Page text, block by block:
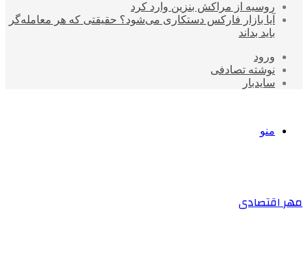
روسیه از مراکش بنزین وارد کرد
آیا بازار فارکس دستکاری می‌شود؟ حقیقتی که هر معامله‌گر
باید بداند
ورود
نوشته تصادفی
سایدبار
منو
مهر اقتصادی